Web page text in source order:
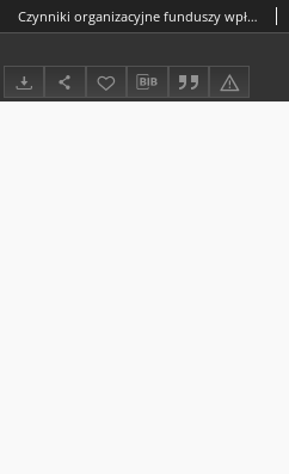
Czynniki organizacyjne funduszy wpływające na poziom ryzyka inwestycyjnego